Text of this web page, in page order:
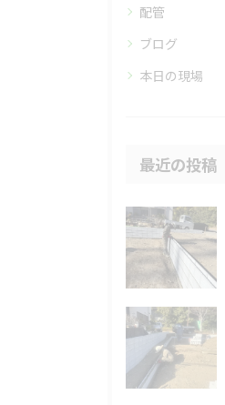
配管
ブログ
本日の現場
最近の投稿